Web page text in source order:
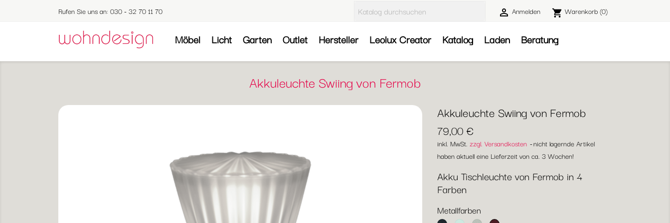
Rufen Sie uns an: 030 - 32 70 11 70  Anmelden shopping_cart Warenkorb(0)
Möbel Licht Garten Outlet Hersteller Leolux Creator Katalog Laden Beratung
Akkuleuchte Swiing von Fermob
Akkuleuchte Swiing von Fermob
79,00 €
inkl. MwSt. zzgl. Versandkosten nicht lagernde Artikel
haben aktuell eine Lieferzeit von ca. 3 Wochen!
Akku Tischleuchte von Fermob in 4
Farben
Metallfarben